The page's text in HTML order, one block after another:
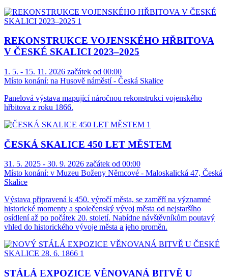
REKONSTRUKCE VOJENSKÉHO HŘBITOVA
V ČESKÉ SKALICI 2023–2025
1. 5. - 15. 11. 2026 začátek od 00:00
Místo konání: na Husově náměstí - Česká Skalice
Panelová výstava mapující náročnou rekonstrukci vojenského
hřbitova z roku 1866.
ČESKÁ SKALICE 450 LET MĚSTEM
31. 5. 2025 - 30. 9. 2026 začátek od 00:00
Místo konání: v Muzeu Boženy Němcové - Maloskalická 47, Česká
Skalice
Výstava připravená k 450. výročí města, se zaměří na významné
historické momenty a společenský vývoj města od nejstaršího
osídlení až po počátek 20. století. Nabídne návštěvníkům poutavý
vhled do historického vývoje města a jeho proměn.
STÁLÁ EXPOZICE VĚNOVANÁ BITVĚ U